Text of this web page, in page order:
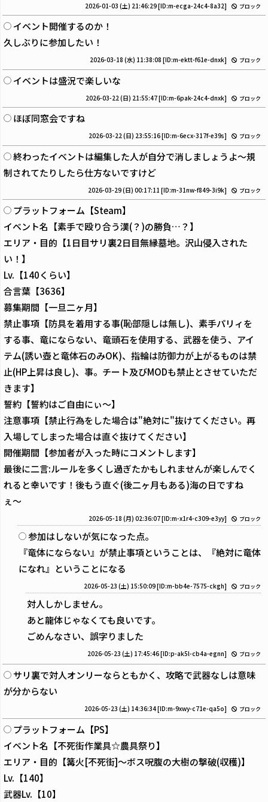
2026-01-03 (土) 21:46:29[ID:m-ecga-24c4-8a32] ブロック
イベント開催するのか！
久しぶりに参加したい！
2026-03-18 (水) 11:38:08 [ID:m-ektt-f61e-dnxk] ブロック
イベントは盛況で楽しいな
2026-03-22 (日) 21:55:47[ID:m-6pak-24c4-dnxk] ブロック
ほぼ同窓会ですね
2026-03-22 (日) 23:55:16[ID:m-6ecx-317f-e39s] ブロック
終わったイベントは編集した人が自分で消しましょうよ〜規
制されてたりしたら仕方ないですけど
2026-03-29 (日) 00:17:11 [ID:m-31nw-f849-3i9k] ブロック
プラットフォーム【Steam】
イベント名【素手で殴り合う漢(？)の勝負…？】
エリア・目的【1日目サリ裏2日目無縁墓地。沢山侵入された
い！】
Lv.【140くらい】
合言葉【3636】
募集期間【一旦二ヶ月】
禁止事項【防具を着用する事(恥部隠しは無し)、素手パリィを
する事、竜にならない、竜頭石を使用する、武器を使う、アイ
テム(誘い壺と竜体石のみOK)、指輪は防御力が上がるものは禁
止(HP上昇は良し)、事。チート及びMODも禁止とさせていただ
きます】
誓約【誓約はご自由にぃ〜】
注意事項【禁止行為をした場合は"絶対に"抜けてください。再
入場してしまった場合は直ぐ抜けてください】
開催期間【参加者が入った時にコメントします】
最後に二言:ルールを多くし過ぎたかもしれませんが楽しんでく
れると幸いです！後もう直ぐ(後二ヶ月もある)海の日ですね
ぇ〜
2026-05-18 (月) 02:36:07[ID:m-x1r4-c309-e3yy] ブロック
参加はしないが気になった点。
『竜体にならない』が禁止事項ということは、『絶対に竜体
になれ』ということになる
2026-05-23 (土) 15:50:09[ID:m-bb4e-7575-ckgh] ブロック
対人しかしません。
あと龍体じゃなくても良いです。
ごめんなさい、誤字りました
2026-05-23 (土) 17:45:46[ID:p-ak5l-cb4a-egnn] ブロック
サリ裏で対人オンリーならともかく、攻略で武器なしは意味
が分からない
2026-05-23 (土) 14:36:34[ID:m-9xwy-c71e-qa5o] ブロック
プラットフォーム【PS】
イベント名【不死街作業具☆農具祭り】
エリア・目的【篝火[不死街]〜ボス呪腹の大樹の撃破(収穫)】
Lv.【140】
武器Lv.【10】